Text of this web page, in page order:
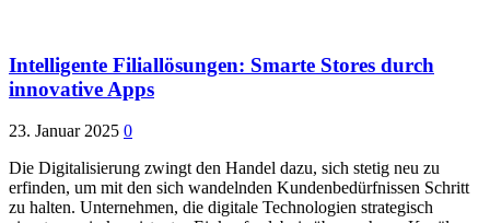
Intelligente Filiallösungen: Smarte Stores durch
innovative Apps
23. Januar 2025 0
Die Digitalisierung zwingt den Handel dazu, sich stetig neu zu
erfinden, um mit den sich wandelnden Kundenbedürfnissen Schritt
zu halten. Unternehmen, die digitale Technologien strategisch